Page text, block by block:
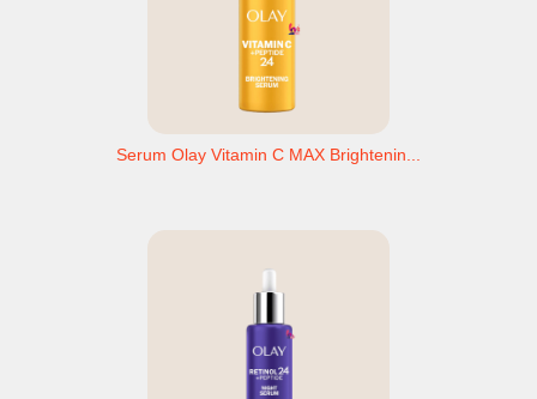
Serum Olay Vitamin C MAX Brightenin...